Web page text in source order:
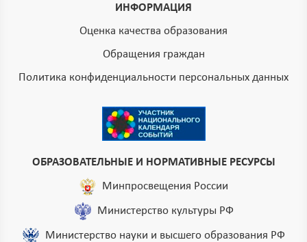
ИНФОРМАЦИЯ
Оценка качества образования
Обращения граждан
Политика конфиденциальности персональных данных
ОБРАЗОВАТЕЛЬНЫЕ И НОРМАТИВНЫЕ РЕСУРСЫ
Минпросвещения России
Министерство культуры РФ
Министерство науки и высшего образования РФ